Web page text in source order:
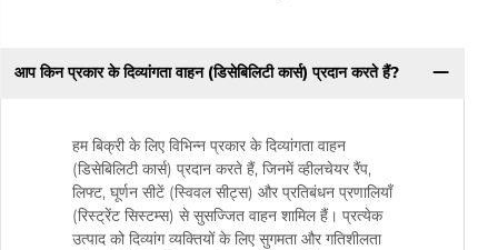
आप किन प्रकार के दिव्यांगता वाहन (डिसेबिलिटी कार्स) प्रदान करते हैं?
हम बिक्री के लिए विभिन्न प्रकार के दिव्यांगता वाहन
(डिसेबिलिटी कार्स) प्रदान करते हैं, जिनमें व्हीलचेयर रैंप,
लिफ्ट, घूर्णन सीटें (स्विवल सीट्स) और प्रतिबंधन प्रणालियाँ
(रिस्ट्रेंट सिस्टम्स) से सुसज्जित वाहन शामिल हैं। प्रत्येक
उत्पाद को दिव्यांग व्यक्तियों के लिए सुगमता और गतिशीलता